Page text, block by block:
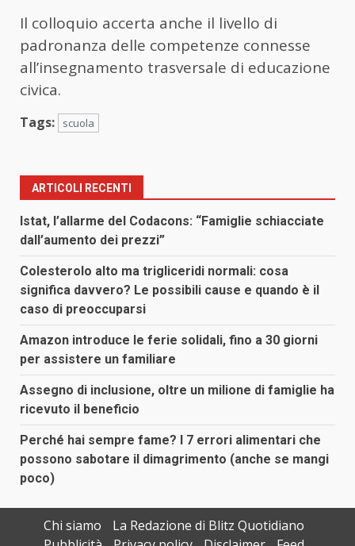
Il colloquio accerta anche il livello di
padronanza delle competenze connesse
all’insegnamento trasversale di educazione
civica.
Tags: scuola
ARTICOLI RECENTI
Istat, l’allarme del Codacons: “Famiglie schiacciate
dall’aumento dei prezzi”
Colesterolo alto ma trigliceridi normali: cosa
significa davvero? Le possibili cause e quando è il
caso di preoccuparsi
Amazon introduce le ferie solidali, fino a 30 giorni
per assistere un familiare
Assegno di inclusione, oltre un milione di famiglie ha
ricevuto il beneficio
Perché hai sempre fame? I 7 errori alimentari che
possono sabotare il dimagrimento (anche se mangi
poco)
Chi siamo
La Redazione di Blitz Quotidiano